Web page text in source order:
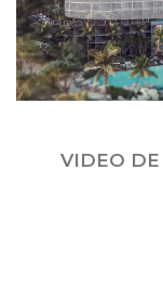
VIDEO DE